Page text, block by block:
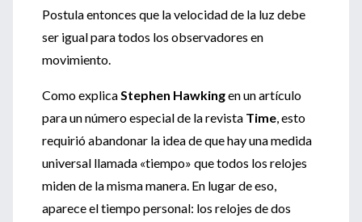
Postula entonces que la velocidad de la luz debe
ser igual para todos los observadores en
movimiento.
Como explicaStephen Hawkingen un artículo
para un número especial de la revista Time, esto
requirió abandonar la idea de que hay una medida
universal llamada «tiempo» que todos los relojes
miden de la misma manera. En lugar de eso,
aparece el tiempo personal: los relojes de dos